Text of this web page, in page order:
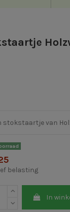
stokstaartje van
belasting
In